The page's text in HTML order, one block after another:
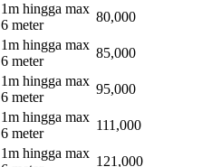
1m hingga max
6 meter
80,000
1m hingga max
6 meter
85,000
1m hingga max
6 meter
95,000
1m hingga max
6 meter
111,000
1m hingga max
121,000